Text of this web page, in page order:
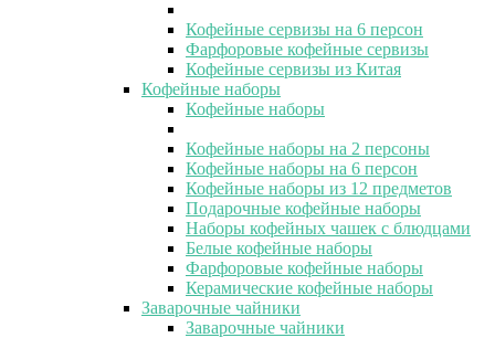
Кофейные сервизы на 6 персон
Фарфоровые кофейные сервизы
Кофейные сервизы из Китая
Кофейные наборы
Кофейные наборы
Кофейные наборы на 2 персоны
Кофейные наборы на 6 персон
Кофейные наборы из 12 предметов
Подарочные кофейные наборы
Наборы кофейных чашек с блюдцами
Белые кофейные наборы
Фарфоровые кофейные наборы
Керамические кофейные наборы
Заварочные чайники
Заварочные чайники